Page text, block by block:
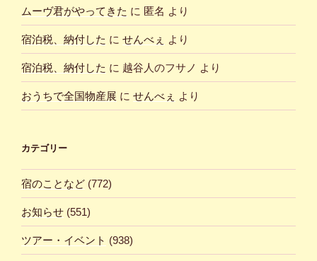
ムーヴ君がやってきた に 匿名 より
宿泊税、納付した に せんべぇ より
宿泊税、納付した に 越谷人のフサノ より
おうちで全国物産展 に せんべぇ より
カテゴリー
宿のことなど (772)
お知らせ (551)
ツアー・イベント (938)